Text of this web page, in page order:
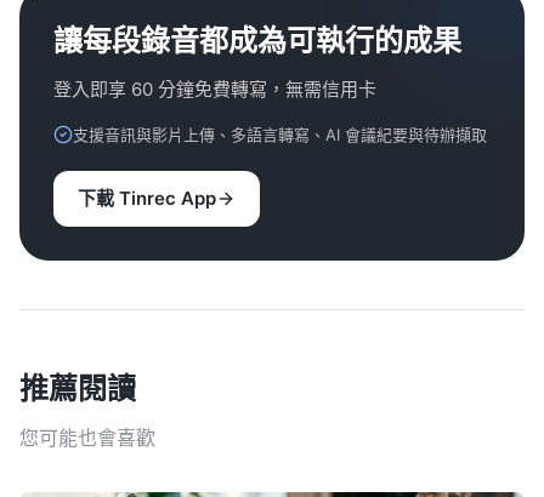
讓每段錄音都成為可執行的成果
登入即享 60 分鐘免費轉寫，無需信用卡
支援音訊與影片上傳、多語言轉寫、AI 會議紀要與待辦擷取
下載 Tinrec App
推薦閱讀
您可能也會喜歡